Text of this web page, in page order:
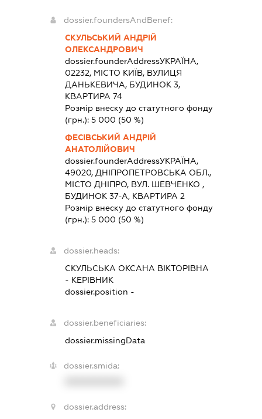
dossier.foundersAndBenef:
СКУЛЬСЬКИЙ АНДРІЙ
ОЛЕКСАНДРОВИЧ
dossier.founderAddressУКРАЇНА,
02232, МІСТО КИЇВ, ВУЛИЦЯ
ДАНЬКЕВИЧА, БУДИНОК 3,
КВАРТИРА 74
Розмір внеску до статутного фонду
(грн.):5 000 (50 %)
ФЕСІВСЬКИЙ АНДРІЙ
АНАТОЛІЙОВИЧ
dossier.founderAddressУКРАЇНА,
49020, ДНІПРОПЕТРОВСЬКА ОБЛ.,
МІСТО ДНІПРО, ВУЛ. ШЕВЧЕНКО ,
БУДИНОК 37-А, КВАРТИРА 2
Розмір внеску до статутного фонду
(грн.):5 000 (50 %)
dossier.heads:
СКУЛЬСЬКА ОКСАНА ВІКТОРІВНА
- КЕРІВНИК
dossier.position -
dossier.beneficiaries:
dossier.missingData
dossier.smida:
dossier.address: